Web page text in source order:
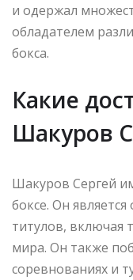
и одержал
обладателем
бокса.
Какие
Шакуров
Шакуров Сергей
боксе. Он
титулов, включая
мира. Он также
соревнованиях и